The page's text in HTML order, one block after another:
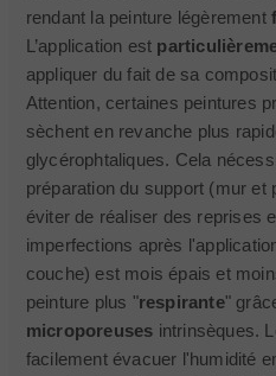
rendant la peinture légèrement
L’application est
appliquer du fait de sa
Attention, certaines peintures
sèchent en revanche plus
glycérophtaliques. Cela
préparation du support (mur et
éviter de réaliser des reprises
imperfections après
couche) est mois épais et
peinture plus "respirante"
microporeuses intrinsèques.
facilement évacuer l'humidité